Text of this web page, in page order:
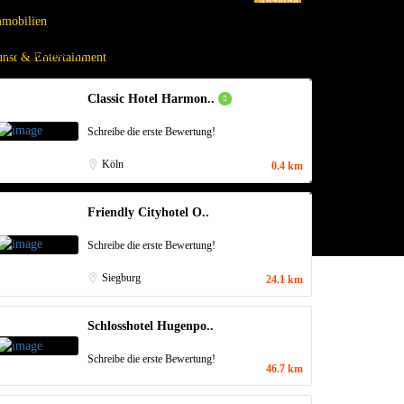
Der Nähe…
Classic Hotel Harmon..
Schreibe die erste Bewertung!
Köln 0.4 km
Friendly Cityhotel O..
Schreibe die erste Bewertung!
Siegburg 24.1 km
Schlosshotel Hugenpo..
Schreibe die erste Bewertung!
46.7 km
& Entertainment